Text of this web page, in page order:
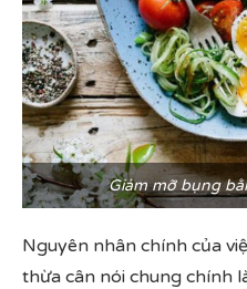
Giảm mỡ bụng
Nguyên nhân chính của
thừa cân nói chung chính